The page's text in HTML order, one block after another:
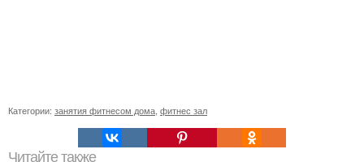
Категории: занятия фитнесом дома фитнес зал
Читайте также